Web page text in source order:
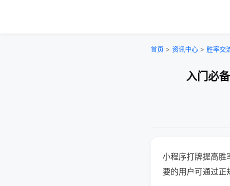
首页 > 资讯中心 > 胜率交
入门必
小程序打牌提高胜
要的用户可通过正